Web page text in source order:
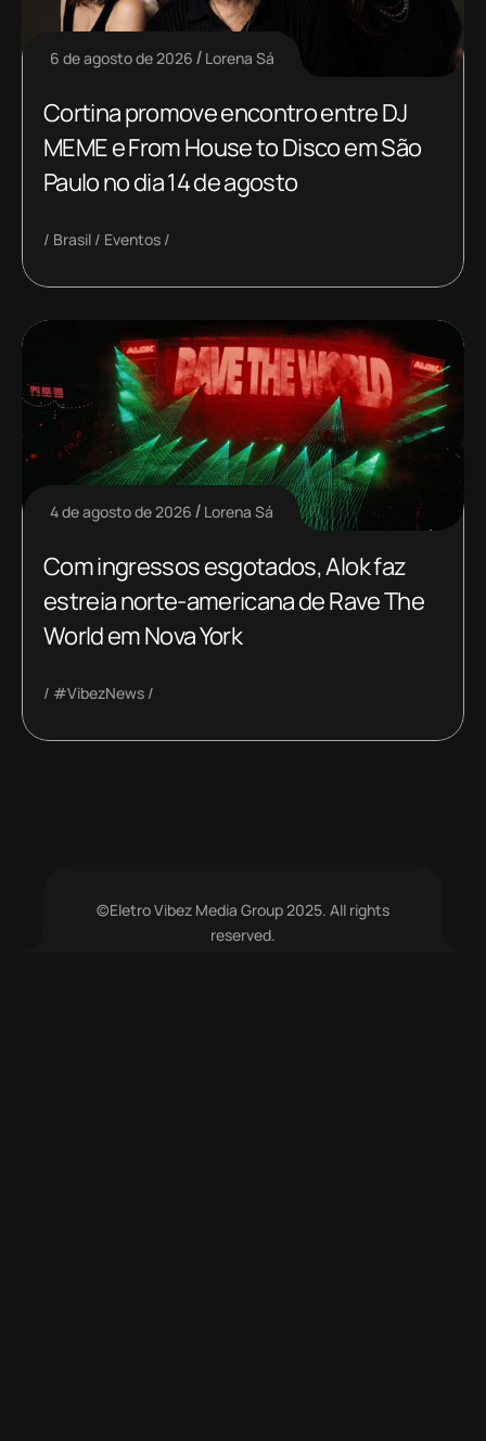
6 de agosto de 2026 Lorena Sá
Cortina promove encontro entre DJ
MEME e From House to Disco em São
Paulo no dia 14 de agosto
Brasil Eventos
4 de agosto de 2026 Lorena Sá
Com ingressos esgotados, Alok faz
estreia norte-americana de Rave The
World em Nova York
#VibezNews
©Eletro Vibez Media Group 2025. All rights
reserved.